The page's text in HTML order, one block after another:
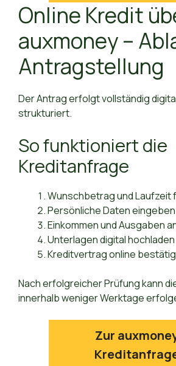
Online Kredit
auxmoney –
Antragstellung
Der Antrag erfolgt vollständig
strukturiert.
So funktioniert die
Kreditanfrage
Wunschbetrag und Laufzeit
Persönliche Daten eingeben
Einkommen und Ausgaben
Unterlagen digital hochladen
Kreditvertrag online
Nach erfolgreicher Prüfung kann
innerhalb weniger Werktage
Zur